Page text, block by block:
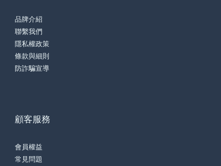
品牌介紹
聯繫我們
隱私權政策
條款與細則
防詐騙宣導
顧客服務
會員權益
常見問題